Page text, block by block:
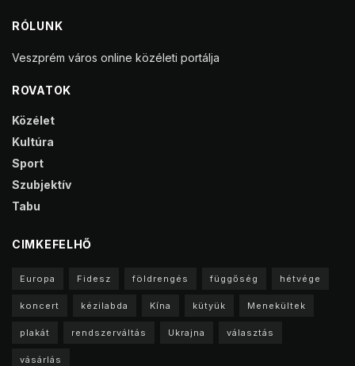
RÓLUNK
Veszprém város online közéleti portálja
ROVATOK
Közélet
Kultúra
Sport
Szubjektív
Tabu
CIMKEFELHŐ
Europa Fidesz földrengés függőség hétvége
koncert kézilabda Kína kütyük Menekültek
plakát rendszerváltás Ukrajna választás
vásárlás